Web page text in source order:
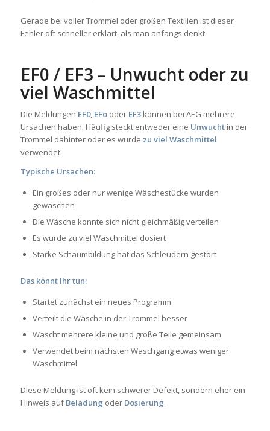
Gerade bei voller Trommel oder großen Textilien ist dieser
Fehler oft schneller erklärt, als man anfangs denkt.
EF0 / EF3 – Unwucht oder zu
viel Waschmittel
Die Meldungen EF0, EFooder EF3können bei AEG mehrere
Ursachen haben. Häufig steckt entweder eine Unwuchtin der
Trommel dahinter oder es wurde zu viel Waschmittel
verwendet.
Typische Ursachen:
Ein großes oder nur wenige Wäschestücke wurden
gewaschen
Die Wäsche konnte sich nicht gleichmäßig verteilen
Es wurde zu viel Waschmittel dosiert
Starke Schaumbildung hat das Schleudern gestört
Das könnt Ihr tun:
Startet zunächst ein neues Programm
Verteilt die Wäsche in der Trommel besser
Wascht mehrere kleine und große Teile gemeinsam
Verwendet beim nächsten Waschgang etwas weniger
Waschmittel
Diese Meldung ist oft kein schwerer Defekt, sondern eher ein
Hinweis aufBeladung oder Dosierung.